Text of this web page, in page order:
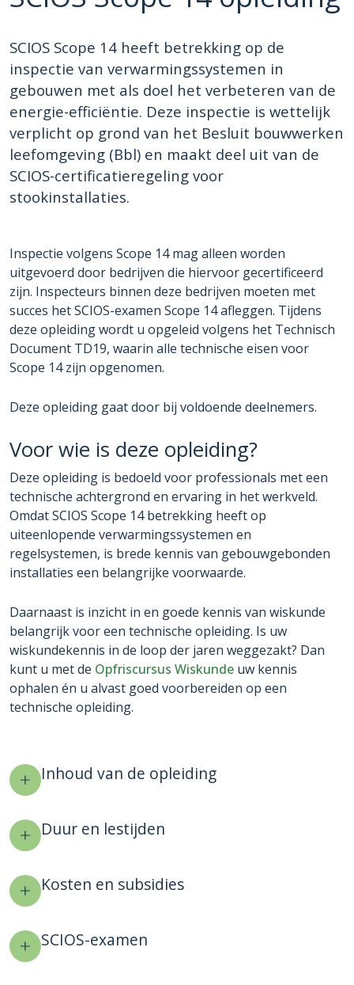
SCIOS Scope 14 heeft betrekking op de
inspectie van verwarmingssystemen in
gebouwen met als doel het verbeteren van de
energie-efficiëntie. Deze inspectie is wettelijk
verplicht op grond van het Besluit bouwwerken
leefomgeving (Bbl) en maakt deel uit van de
SCIOS-certificatieregeling voor
stookinstallaties.
Inspectie volgens Scope 14 mag alleen worden
uitgevoerd door bedrijven die hiervoor gecertificeerd
zijn. Inspecteurs binnen deze bedrijven moeten met
succes het SCIOS-examen Scope 14 afleggen. Tijdens
deze opleiding wordt u opgeleid volgens het Technisch
Document TD19, waarin alle technische eisen voor
Scope 14 zijn opgenomen.
Deze opleiding gaat door bij voldoende deelnemers.
Voor wie is deze opleiding?
Deze opleiding is bedoeld voor professionals met een
technische achtergrond en ervaring in het werkveld.
Omdat SCIOS Scope 14 betrekking heeft op
uiteenlopende verwarmingssystemen en
regelsystemen, is brede kennis van gebouwgebonden
installaties een belangrijke voorwaarde.
Daarnaast is inzicht in en goede kennis van wiskunde
belangrijk voor een technische opleiding. Is uw
wiskundekennis in de loop der jaren weggezakt? Dan
kunt u met de Opfriscursus Wiskunde uw kennis
ophalen én u alvast goed voorbereiden op een
technische opleiding.
Inhoud van de opleiding
Duur en lestijden
Kosten en subsidies
SCIOS-examen